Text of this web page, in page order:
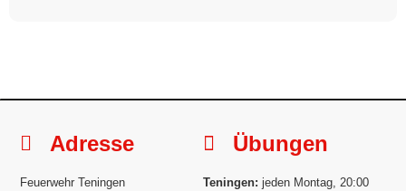
Adresse
Feuerwehr Teningen
Übungen
Teningen: jeden Montag, 20:00